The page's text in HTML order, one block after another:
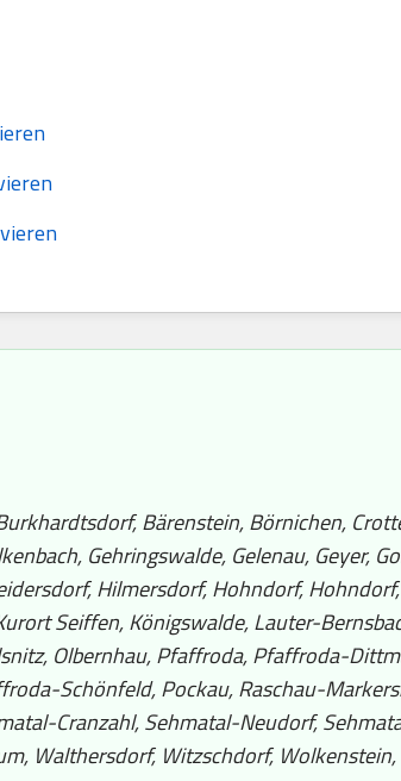
Bärenstein, Börnichen,
Gehringswalde, Gelenau, Geyer,
Hilmersdorf, Hohndorf,
Seiffen, Königswalde, Lauter-
Olbernhau, Pfaffroda, Pfaffroda-
Schönfeld, Pockau, Raschau-
Cranzahl, Sehmatal-Neudorf,
Walthersdorf, Witzschdorf,